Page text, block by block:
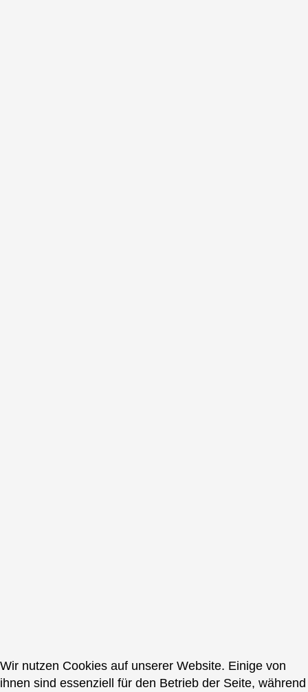
Wir nutzen Cookies auf unserer Website. Einige von
ihnen sind essenziell für den Betrieb der Seite, während